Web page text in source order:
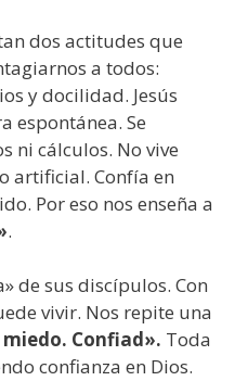
dos actitudes que
a todos:
y docilidad. Jesús
espontánea. Se
ni cálculos. No vive
artificial. Confía en
Por eso nos enseña a
.
de sus discípulos. Con
vivir. Nos repite una
Confiad». Toda
confianza en Dios.